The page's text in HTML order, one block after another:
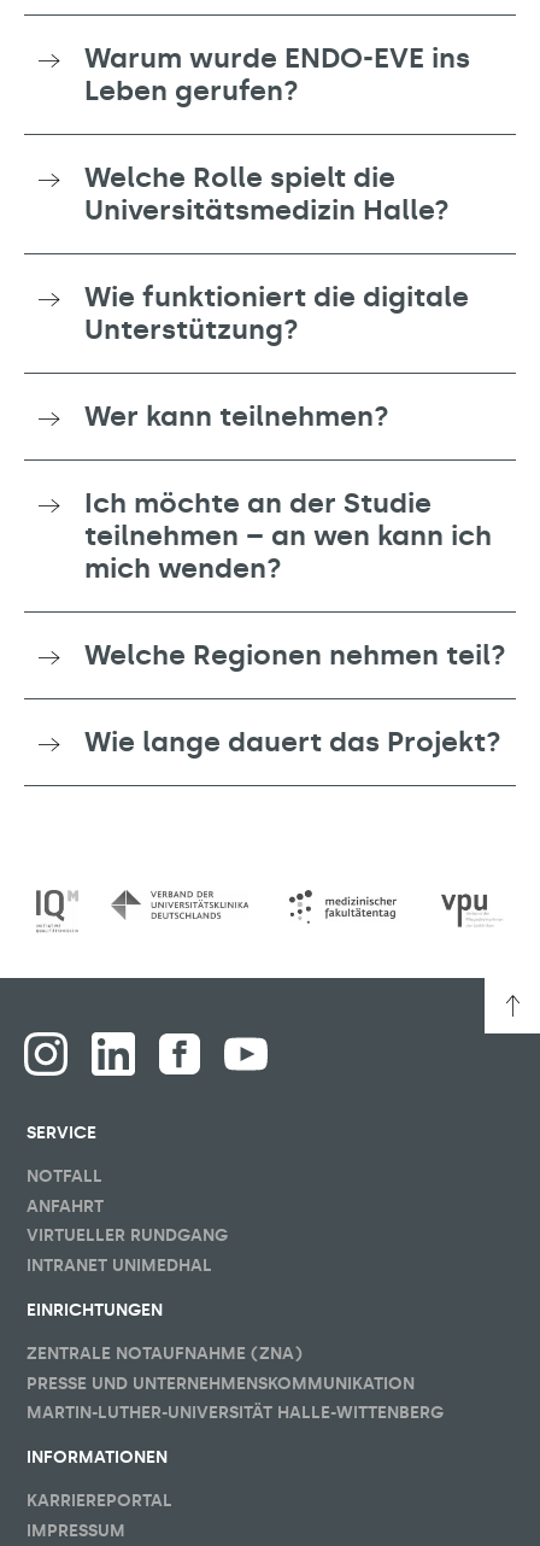
Warum wurde ENDO-EVE ins
Leben gerufen?
Welche Rolle spielt die
Universitätsmedizin Halle?
Wie funktioniert die digitale
Unterstützung?
Wer kann teilnehmen?
Ich möchte an der Studie
teilnehmen – an wen kann ich
mich wenden?
Welche Regionen nehmen teil?
Wie lange dauert das Projekt?
SERVICE
NOTFALL
ANFAHRT
VIRTUELLER RUNDGANG
INTRANET UNIMEDHAL
EINRICHTUNGEN
ZENTRALE NOTAUFNAHME (ZNA)
PRESSE UND UNTERNEHMENSKOMMUNIKATION
MARTIN-LUTHER-UNIVERSITÄT HALLE-WITTENBERG
INFORMATIONEN
KARRIEREPORTAL
IMPRESSUM